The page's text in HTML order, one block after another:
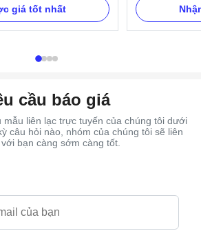
and 2 long bars and 2
TX-A Swing bar Material
Color Gold, silver,
giá tốt nhất
Name TX-
Gold, silver,
30 days after
cầu báo giá
mẫu liên lạc trực tuyến của chúng tôi dưới
câu hỏi nào, nhóm của chúng tôi sẽ liên
bạn càng sớm càng tốt.